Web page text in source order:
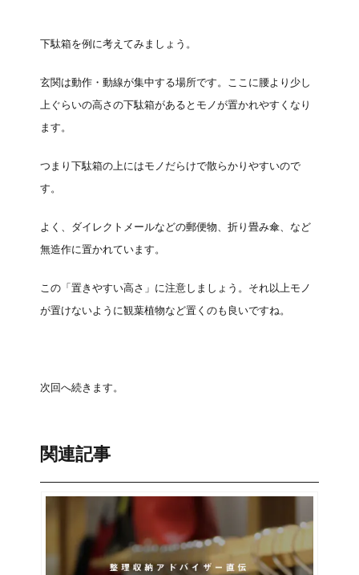
下駄箱を例に考えてみましょう。
玄関は動作・動線が集中する場所です。ここに腰より少し
上ぐらいの高さの下駄箱があるとモノが置かれやすくなり
ます。
つまり下駄箱の上にはモノだらけで散らかりやすいので
す。
よく、ダイレクトメールなどの郵便物、折り畳み傘、など
無造作に置かれています。
この「置きやすい高さ」に注意しましょう。それ以上モノ
が置けないように観葉植物など置くのも良いですね。
次回へ続きます。
関連記事